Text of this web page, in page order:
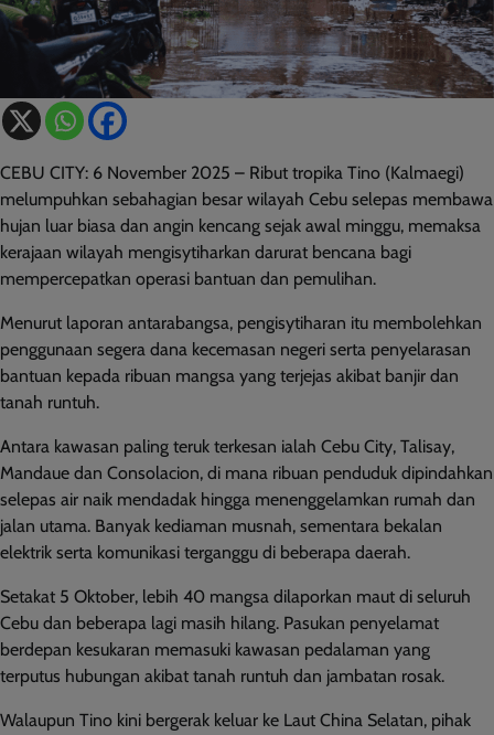
CEBU CITY: 6 November 2025 – Ribut tropika Tino (Kalmaegi)
melumpuhkan sebahagian besar wilayah Cebu selepas membawa
hujan luar biasa dan angin kencang sejak awal minggu, memaksa
kerajaan wilayah mengisytiharkan darurat bencana bagi
mempercepatkan operasi bantuan dan pemulihan.
Menurut laporan antarabangsa, pengisytiharan itu membolehkan
penggunaan segera dana kecemasan negeri serta penyelarasan
bantuan kepada ribuan mangsa yang terjejas akibat banjir dan
tanah runtuh.
Antara kawasan paling teruk terkesan ialah Cebu City, Talisay,
Mandaue dan Consolacion, di mana ribuan penduduk dipindahkan
selepas air naik mendadak hingga menenggelamkan rumah dan
jalan utama. Banyak kediaman musnah, sementara bekalan
elektrik serta komunikasi terganggu di beberapa daerah.
Setakat 5 Oktober, lebih 40 mangsa dilaporkan maut di seluruh
Cebu dan beberapa lagi masih hilang. Pasukan penyelamat
berdepan kesukaran memasuki kawasan pedalaman yang
terputus hubungan akibat tanah runtuh dan jambatan rosak.
Walaupun Tino kini bergerak keluar ke Laut China Selatan, pihak